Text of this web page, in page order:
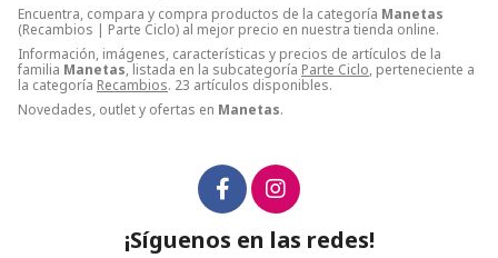
Encuentra, compara y compra productos de la categoría Manetas
(Recambios | Parte Ciclo) al mejor precio en nuestra tienda online.
Información, imágenes, características y precios de artículos de la
familia Manetas, listada en la subcategoría Parte Ciclo, perteneciente a
la categoría Recambios. 23 artículos disponibles.
Novedades, outlet y ofertas en Manetas.
¡Síguenos en las redes!